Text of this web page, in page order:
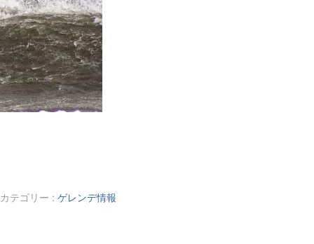
カテゴリー : ゲレンデ情報